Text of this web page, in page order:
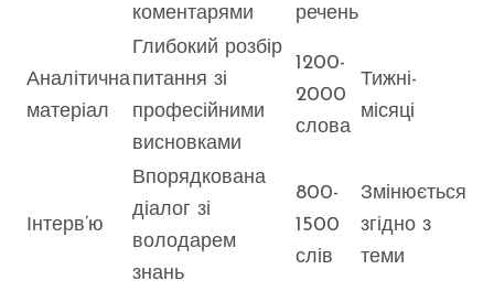
коментарями
речень
Аналітична
матеріал
Глибокий розбір
питання зі
професійними
висновками
1200-
2000
слова
Тижні-
місяці
Інтерв’ю
Впорядкована
діалог зі
володарем
знань
800-
1500
слів
Змінюється
згідно з
теми